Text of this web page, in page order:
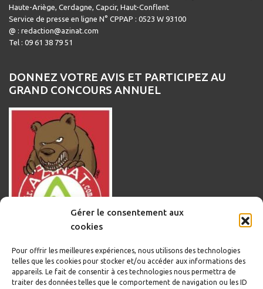
Gérer le consentement aux
cookies
Pour offrir les meilleures expériences, nous utilisons des technologies
telles que les cookies pour stocker et/ou accéder aux informations des
appareils. Le fait de consentir à ces technologies nous permettra de
traiter des données telles que le comportement de navigation ou les ID
Haute-Ariège, Cerdagne, Capcir, Haut-Conflent
Service de presse en ligne N° CPPAP : 0523 W 93100
@ : redaction@azinat.com
Tel : 09 61 38 79 51
DONNEZ VOTRE AVIS ET PARTICIPEZ AU
GRAND CONCOURS ANNUEL